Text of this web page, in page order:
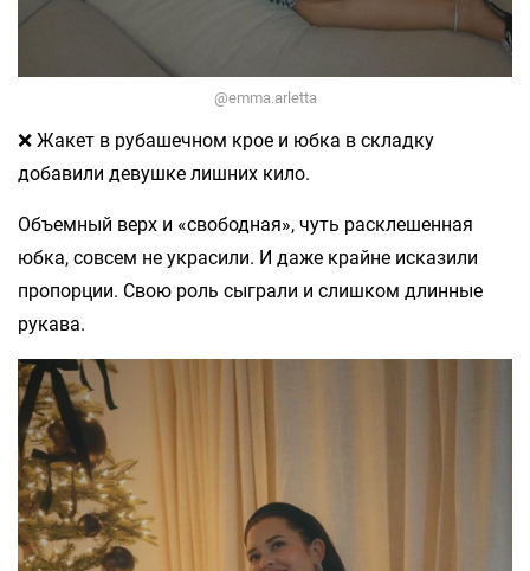
@emma.arletta
❌ Жакет в рубашечном крое и юбка в складку
добавили девушке лишних кило.
Объемный верх и «свободная», чуть расклешенная
юбка, совсем не украсили. И даже крайне исказили
пропорции. Свою роль сыграли и слишком длинные
рукава.